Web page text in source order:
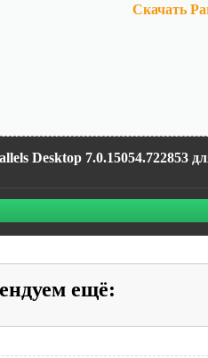
Скачать
Desktop 7.0.15054.722853
ещё: